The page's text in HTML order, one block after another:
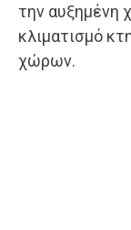
την αυξημένη
κλιματισμό
χώρων.